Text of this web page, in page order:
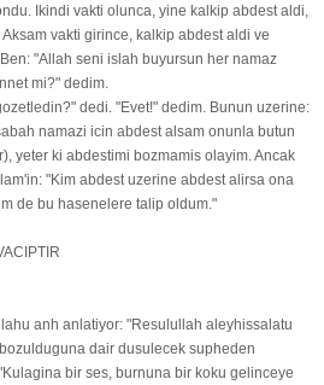
Ikindi vakti olunca, yine kalkip abdest aldi,
vakti girince, kalkip abdest aldi ve
"Allah seni islah buyursun her namaz
mi?" dedim.
dedi. "Evet!" dedim. Bunun uzerine:
namazi icin abdest alsam onunla butun
yeter ki abdestimi bozmamis olayim. Ancak
"Kim abdest uzerine abdest alirsa ona
de bu hasenelere talip oldum."
anh anlatiyor: "Resulullah aleyhissalatu
dair dusulecek supheden
bir ses, burnuna bir koku gelinceye